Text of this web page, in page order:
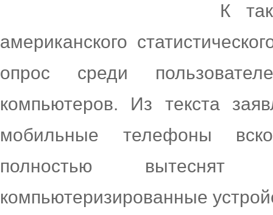
К
американского
опрос среди
компьютеров. Из текста
мобильные телефоны
полностью
компьютеризированные